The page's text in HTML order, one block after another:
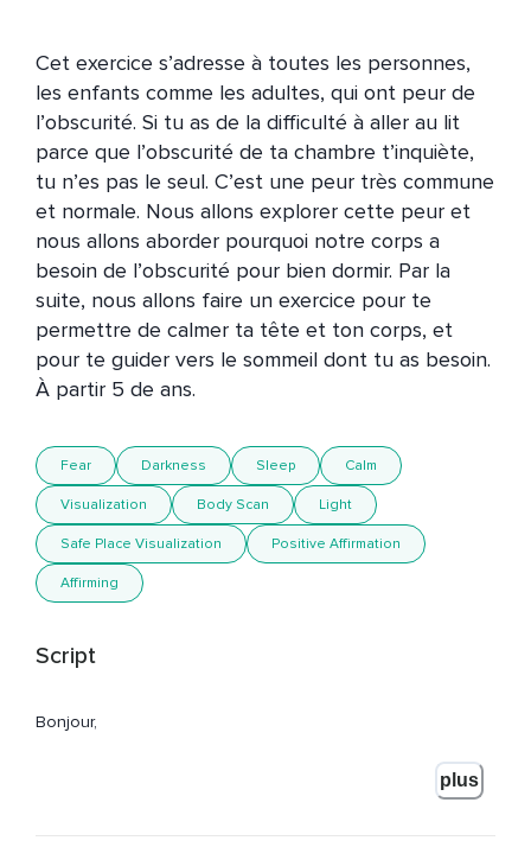
Cet exercice s’adresse à toutes les personnes,
les enfants comme les adultes, qui ont peur de
l’obscurité. Si tu as de la difficulté à aller au lit
parce que l’obscurité de ta chambre t’inquiète,
tu n’es pas le seul. C’est une peur très commune
et normale. Nous allons explorer cette peur et
nous allons aborder pourquoi notre corps a
besoin de l’obscurité pour bien dormir. Par la
suite, nous allons faire un exercice pour te
permettre de calmer ta tête et ton corps, et
pour te guider vers le sommeil dont tu as besoin.
À partir 5 de ans.
Fear Darkness Sleep Calm
Visualization Body Scan Light
Safe Place Visualization Positive Affirmation
Affirming
Script
Bonjour,
Je m'appelle Laurie Chaikin et vous écoutez Respire avec
plus